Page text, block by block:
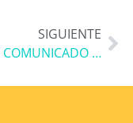
SIGUIENTE
NUEVO COMUNICADO COVID-19